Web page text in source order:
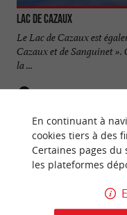
Lac de Cazaux
Le Lac de Cazaux est
Cazaux et de Sanguinet ».
la ...
138 m - La Teste-
En continuant à
cookies tiers à des
Certaines pages du
les plateformes